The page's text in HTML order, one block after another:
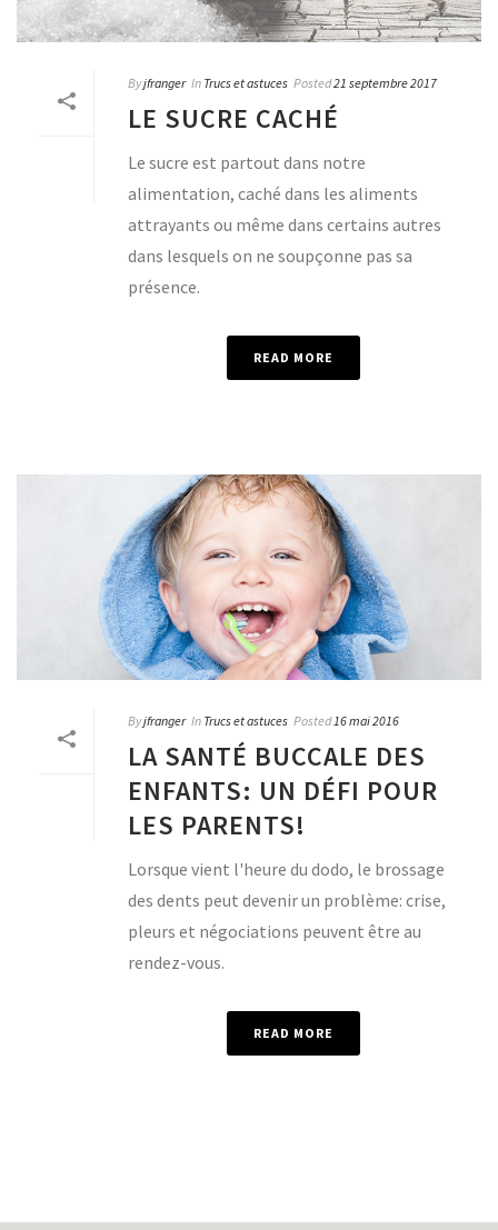
Byjfranger In Trucs et astuces Posted21 septembre 2017
LE SUCRE CACHÉ
Le sucre est partout dans notre
alimentation, caché dans les aliments
attrayants ou même dans certains autres
dans lesquels on ne soupçonne pas sa
présence.
READ MORE
Byjfranger In Trucs et astuces Posted 16 mai 2016
LA SANTÉ BUCCALE DES
ENFANTS: UN DÉFI POUR
LES PARENTS!
Lorsque vient l'heure du dodo, le brossage
des dents peut devenir un problème: crise,
pleurs et négociations peuvent être au
rendez-vous.
READ MORE